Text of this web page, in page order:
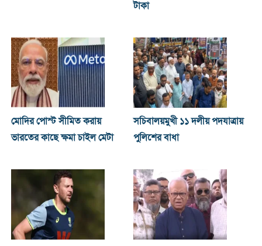
টাকা
মোদির পোস্ট সীমিত করায়
ভারতের কাছে ক্ষমা চাইল মেটা
সচিবালয়মুখী ১১ দলীয় পদযাত্রায়
পুলিশের বাধা